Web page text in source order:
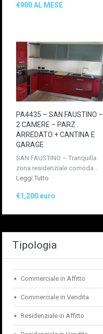
€900 AL MESE
PA4435 – SAN FAUSTINO –
2 CAMERE – PARZ .
ARREDATO + CANTINA E
GARAGE
SAN FAUSTINO – Tranquilla
zona residenziale comoda…
Leggi Tutto
€1,200 euro
Tipologia
Commerciale in Affitto
Commerciale in Vendita
Residenziale in Affitto